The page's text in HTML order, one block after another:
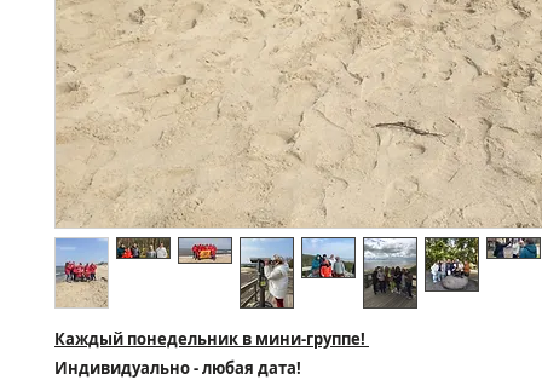
Каждый понедельник в мини-группе!
Индивидуально - любая дата!